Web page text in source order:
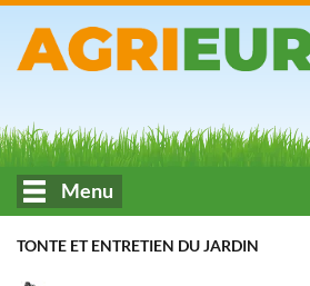
Menu
TONTE ET ENTRETIEN DU JARDIN